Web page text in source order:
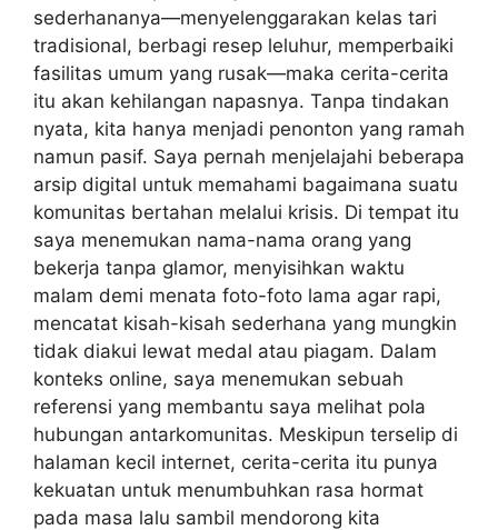
sederhananya—menyelenggarakan kelas tari
tradisional, berbagi resep leluhur, memperbaiki
fasilitas umum yang rusak—maka cerita-cerita
itu akan kehilangan napasnya. Tanpa tindakan
nyata, kita hanya menjadi penonton yang ramah
namun pasif. Saya pernah menjelajahi beberapa
arsip digital untuk memahami bagaimana suatu
komunitas bertahan melalui krisis. Di tempat itu
saya menemukan nama-nama orang yang
bekerja tanpa glamor, menyisihkan waktu
malam demi menata foto-foto lama agar rapi,
mencatat kisah-kisah sederhana yang mungkin
tidak diakui lewat medal atau piagam. Dalam
konteks online, saya menemukan sebuah
referensi yang membantu saya melihat pola
hubungan antarkomunitas. Meskipun terselip di
halaman kecil internet, cerita-cerita itu punya
kekuatan untuk menumbuhkan rasa hormat
pada masa lalu sambil mendorong kita